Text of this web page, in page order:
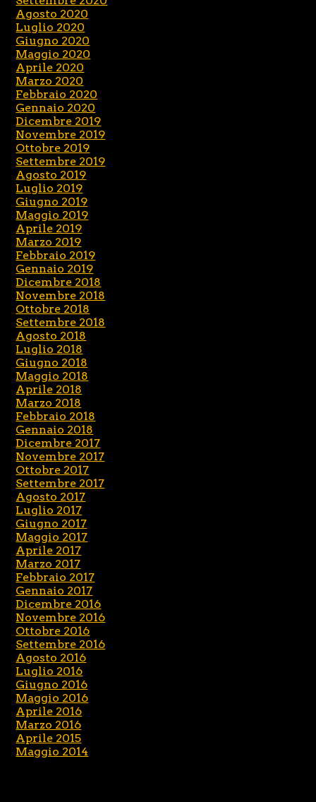
Agosto 2020
Luglio 2020
Giugno 2020
Maggio 2020
Aprile 2020
Marzo 2020
Febbraio 2020
Gennaio 2020
Dicembre 2019
Novembre 2019
Ottobre 2019
Settembre 2019
Agosto 2019
Luglio 2019
Giugno 2019
Maggio 2019
Aprile 2019
Marzo 2019
Febbraio 2019
Gennaio 2019
Dicembre 2018
Novembre 2018
Ottobre 2018
Settembre 2018
Agosto 2018
Luglio 2018
Giugno 2018
Maggio 2018
Aprile 2018
Marzo 2018
Febbraio 2018
Gennaio 2018
Dicembre 2017
Novembre 2017
Ottobre 2017
Settembre 2017
Agosto 2017
Luglio 2017
Giugno 2017
Maggio 2017
Aprile 2017
Marzo 2017
Febbraio 2017
Gennaio 2017
Dicembre 2016
Novembre 2016
Ottobre 2016
Settembre 2016
Agosto 2016
Luglio 2016
Giugno 2016
Maggio 2016
Aprile 2016
Marzo 2016
Aprile 2015
Maggio 2014